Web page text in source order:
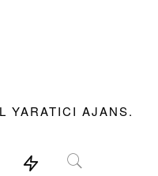
YARATICI AJANS.